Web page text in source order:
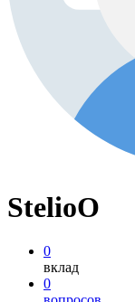
StelioO
0
вклад
0